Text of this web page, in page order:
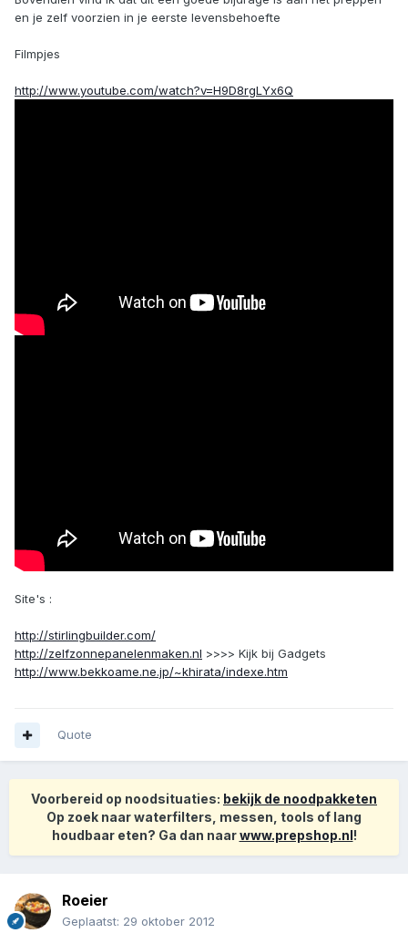
en je zelf voorzien in je eerste levensbehoefte
Filmpjes
http://www.youtube.com/watch?v=H9D8rgLYx6Q
Site's :
http://stirlingbuilder.com/
http://zelfzonnepanelenmaken.nl >>>> Kijk bij Gadgets
http://www.bekkoame.ne.jp/~khirata/indexe.htm
Quote
Voorbereid op noodsituaties: bekijk de noodpakketen
Op zoek naar waterfilters, messen, tools of lang
houdbaar eten? Ga dan naarwww.prepshop.nl!
Roeier
Geplaatst: 29 oktober 2012